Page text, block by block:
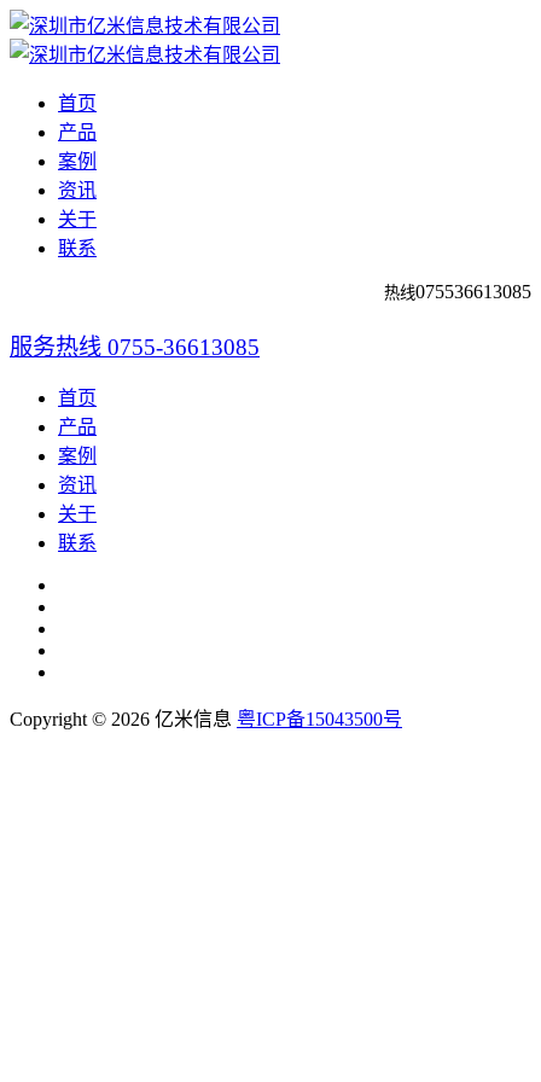
首页
产品
案例
资讯
关于
联系
热线075536613085
服务热线 0755-36613085
首页
产品
案例
资讯
关于
联系
Copyright © 2026 亿米信息 粤ICP备15043500号